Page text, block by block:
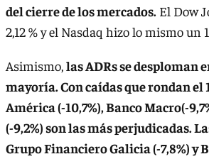
del cierre de los mercados. El Dow
2,12 % y el Nasdaq hizo lo mismo un
Asimismo,las ADRs se desploman
mayoría. Con caídas que rondan el
América (-10,7%), Banco Macro(-
(-9,2%) son las más perjudicadas.
Grupo Financiero Galicia (-7,8%) y